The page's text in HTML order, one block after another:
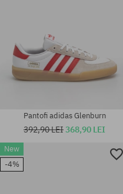
Pantofi adidas Glenburn
392,90 LEI368,90 LEI
New
-4%